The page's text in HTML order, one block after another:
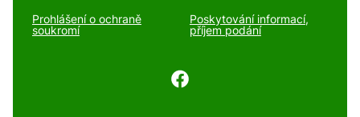
Prohlášení o ochraně
soukromí
Poskytování informací,
příjem podání